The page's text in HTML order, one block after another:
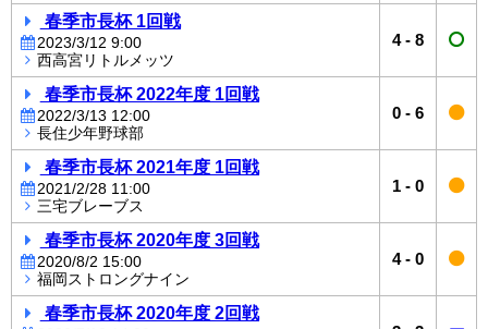
春季市長杯 1回戦
2023/3/12 9:00
西高宮リトルメッツ
4- 8
春季市長杯 2022年度 1回戦
2022/3/13 12:00
長住少年野球部
0 - 6
春季市長杯 2021年度 1回戦
2021/2/28 11:00
三宅ブレーブス
1 - 0
春季市長杯 2020年度 3回戦
2020/8/2 15:00
福岡ストロングナイン
4- 0
春季市長杯 2020年度 2回戦